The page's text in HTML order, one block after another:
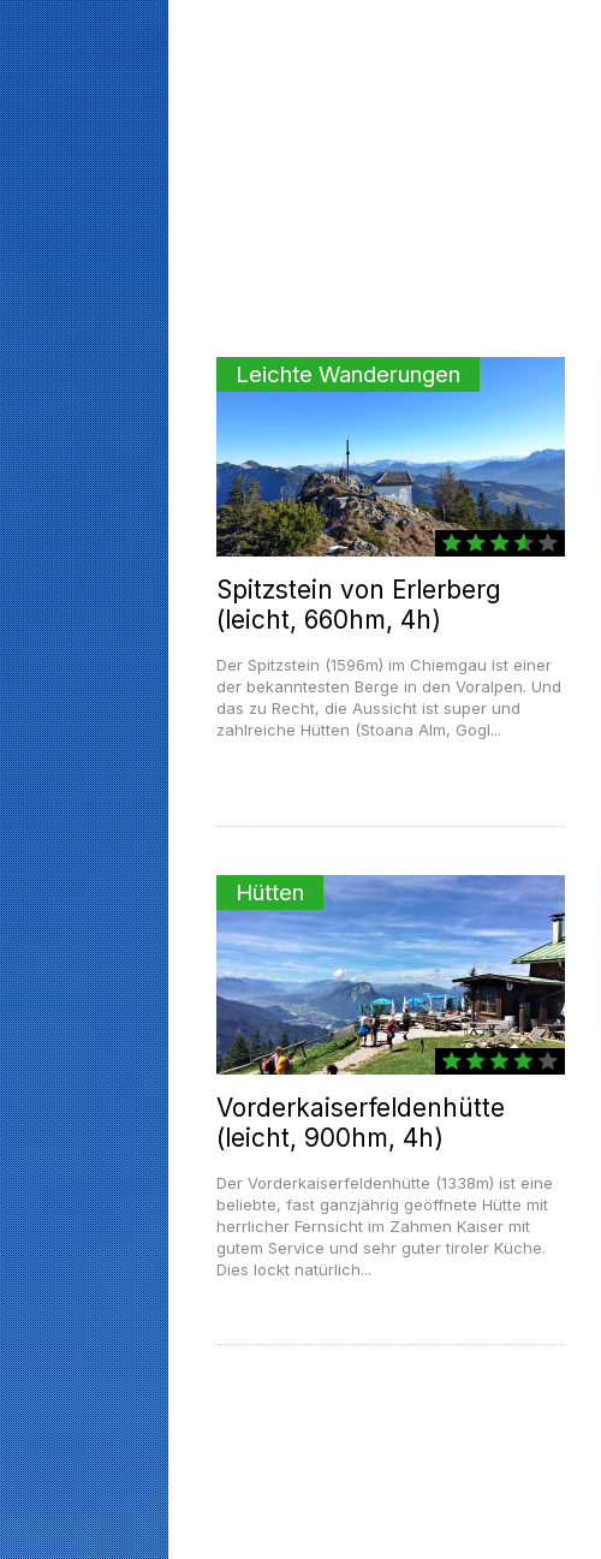
Leichte Wanderungen
Spitzstein von Erlerberg
(leicht, 660hm, 4h)
Der Spitzstein (1596m) im Chiemgau ist einer
der bekanntesten Berge in den Voralpen. Und
das zu Recht, die Aussicht ist super und
zahlreiche Hütten (Stoana Alm, Gogl...
Hütten
Vorderkaiserfeldenhütte
(leicht, 900hm, 4h)
Der Vorderkaiserfeldenhütte (1338m) ist eine
beliebte, fast ganzjährig geöffnete Hütte mit
herrlicher Fernsicht im Zahmen Kaiser mit
gutem Service und sehr guter tiroler Küche.
Dies lockt natürlich...